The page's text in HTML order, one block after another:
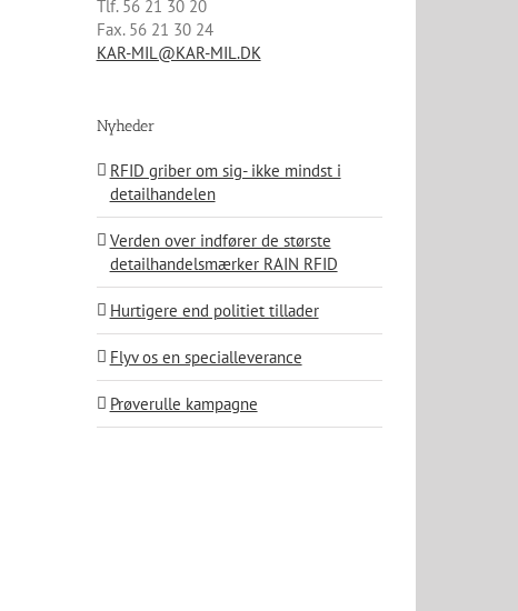
Tlf. 56 21 30 20
Fax. 56 21 30 24
KAR-MIL@KAR-MIL.DK
Nyheder
RFID griber om sig- ikke mindst i
detailhandelen
Verden over indfører de største
detailhandelsmærker RAIN RFID
Hurtigere end politiet tillader
Flyv os en specialleverance
Prøverulle kampagne